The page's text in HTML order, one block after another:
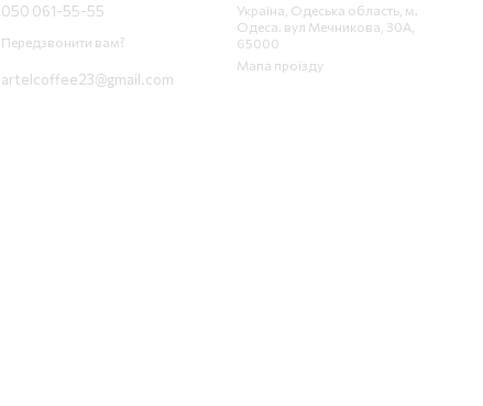
050 061-55-55
Передзвонити вам?
artelcoffee23@gmail.com
Україна, Одеська область, м.
Одеса. вул Мечникова, 30А,
65000
Мапа проїзду